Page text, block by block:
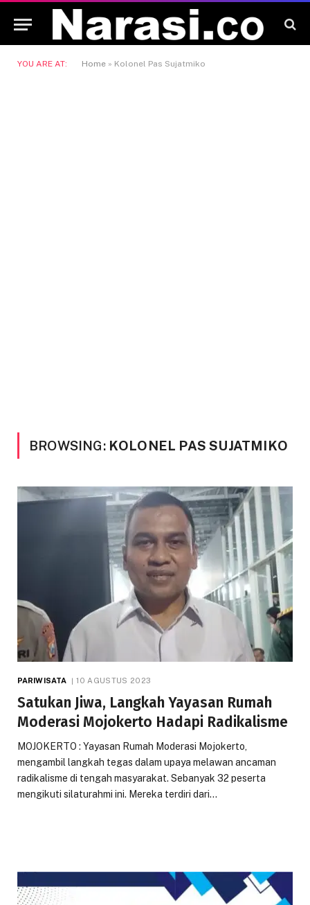
YOU ARE AT: Home » Kolonel Pas Sujatmiko
BROWSING: KOLONEL PAS SUJATMIKO
PARIWISATA 10 AGUSTUS 2023
Satukan Jiwa, Langkah Yayasan Rumah
Moderasi Mojokerto Hadapi Radikalisme
MOJOKERTO : Yayasan Rumah Moderasi Mojokerto,
mengambil langkah tegas dalam upaya melawan ancaman
radikalisme di tengah masyarakat. Sebanyak 32 peserta
mengikuti silaturahmi ini. Mereka terdiri dari…